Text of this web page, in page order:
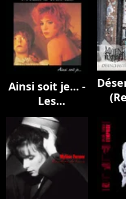
Ainsi soit je... -
Les
instrumentaux